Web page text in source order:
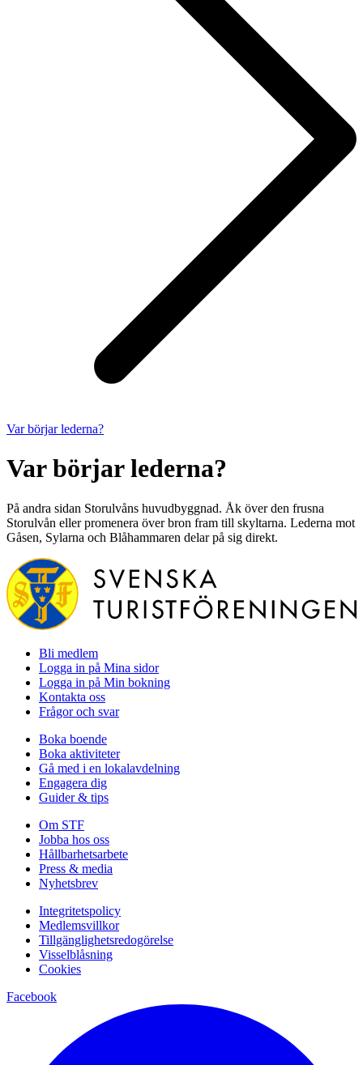
Var börjar lederna?
Var börjar lederna?
På andra sidan Storulvåns huvudbyggnad. Åk över den frusna
Storulvån eller promenera över bron fram till skyltarna. Lederna mot
Gåsen, Sylarna och Blåhammaren delar på sig direkt.
Bli medlem
Logga in på Mina sidor
Logga in på Min bokning
Kontakta oss
Frågor och svar
Boka boende
Boka aktiviteter
Gå med i en lokalavdelning
Engagera dig
Guider & tips
Om STF
Jobba hos oss
Hållbarhetsarbete
Press & media
Nyhetsbrev
Integritetspolicy
Medlemsvillkor
Tillgänglighetsredogörelse
Visselblåsning
Cookies
Facebook